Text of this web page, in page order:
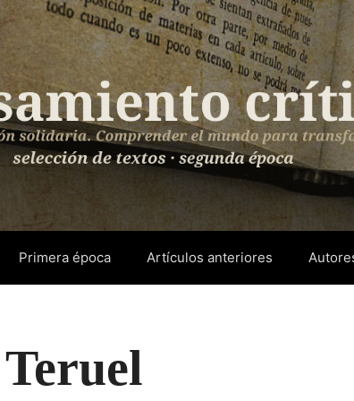
Primera época Artículos anteriores